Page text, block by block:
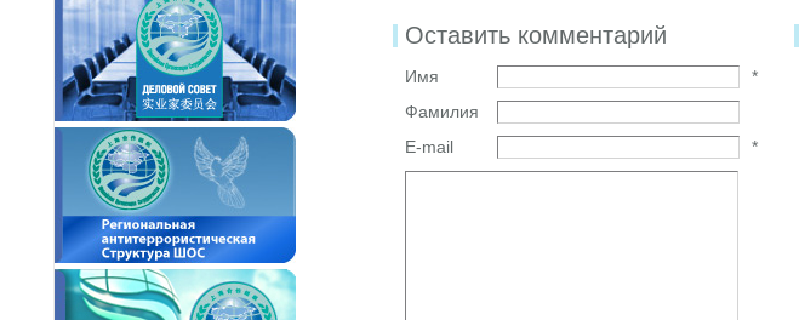
Оставить комментарий
Имя
*
Фамилия
E-mail
*